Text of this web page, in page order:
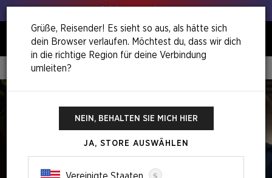
0
Home Secret Lair X Doctor Who: Regeneration
Grüße, Reisender! Es sieht so aus, als hätte sich
dein Browser verlaufen. Möchtest du, dass wir dich
in die richtige Region für deine Verbindung
umleiten?
NEIN, BEHALTEN SIE MICH HIER
JA, STORE AUSWÄHLEN